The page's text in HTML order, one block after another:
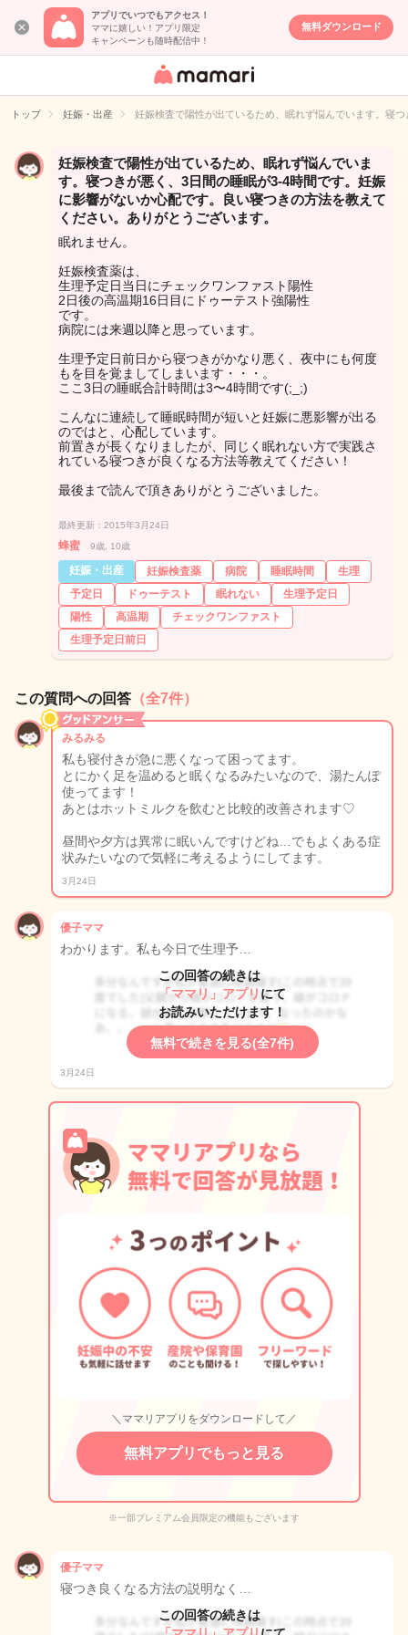
アプリでいつでもアクセス！
ママに嬉しい！アプリ限定
キャンペーンも随時配信中！
無料ダウンロード
女性専用匿名QA
イト
トップ 妊娠・出産 妊娠検査で陽性が出ているため、眠れず悩んでいます。寝
妊娠検査で陽性が出ているため、眠れず悩んでいま
す。寝つきが悪く、3日間の睡眠が3-4時間です。妊娠
に影響がないか心配です。良い寝つきの方法を教えて
ください。ありがとうございます。
眠れません。
妊娠検査薬は、
生理予定日当日にチェックワンファスト陽性
2日後の高温期16日目にドゥーテスト強陽性
です。
病院には来週以降と思っています。
生理予定日前日から寝つきがかなり悪く、夜中にも何度
もを目を覚ましてしまいます・・・。
ここ3日の睡眠合計時間は3〜4時間です(;_;)
こんなに連続して睡眠時間が短いと妊娠に悪影響が出る
のではと、心配しています。
前置きが長くなりましたが、同じく眠れない方で実践さ
れている寝つきが良くなる方法等教えてください！
最後まで読んで頂きありがとうございました。
最終更新：2015年3月24日
蜂蜜 9歳, 10歳
妊娠・出産 妊娠検査薬 病院 睡眠時間
生理
予定日
ドゥーテスト 眠れない
生理予定日
陽性
高温期
チェックワンファスト
生理予定日前日
この質問への回答 （全7件）
みるみる
私も寝付きが急に悪くなって困ってます。
とにかく足を温めると眠くなるみたいなので、湯たんぽ
使ってます！
あとはホットミルクを飲むと比較的改善されます♡
昼間や夕方は異常に眠いんですけどね…でもよくある症
状みたいなので気軽に考えるようにしてます。
3月24日
優子ママ
わかります。私も今日で生理予…
この回答の続きは
「ママリ」アプリ にて
お読みいただけます！
無料で続きを見る(全7件)
3月24日
＼ママリアプリをダウンロードして／
無料アプリでもっと見る
※一部プレミアム会員限定の機能もございます
優子ママ
寝つき良くなる方法の説明なく…
この回答の続きは